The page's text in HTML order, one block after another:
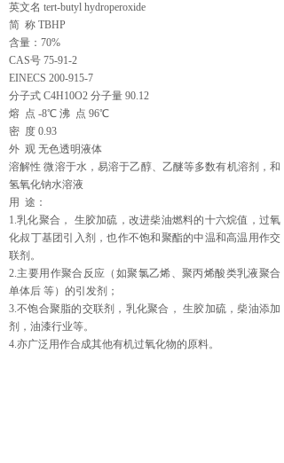
英文名 tert-butyl hydroperoxide
简 称 TBHP
含量：70%
CAS号 75-91-2
EINECS 200-915-7
分子式 C4H10O2 分子量 90.12
熔 点 -8℃ 沸 点 96℃
密 度 0.93
外 观 无色透明液体
溶解性 微溶于水，易溶于乙醇、乙醚等多数有机溶剂，和
氢氧化钠水溶液
用 途：
1.乳化聚合， 生胶加硫，改进柴油燃料的十六烷值，过氧
化叔丁基团引入剂，也作不饱和聚酯的中温和高温用作交
联剂。
2.主要用作聚合反应（如聚氯乙烯、聚丙烯酸类乳液聚合
单体后 等）的引发剂；
3.不饱合聚脂的交联剂，乳化聚合， 生胶加硫，柴油添加
剂，油漆行业等。
4.亦广泛用作合成其他有机过氧化物的原料。